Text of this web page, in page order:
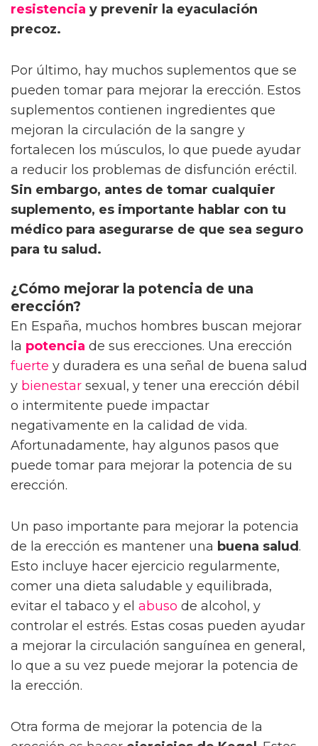
resistencia y prevenir la eyaculación
precoz.
Por último, hay muchos suplementos que se
pueden tomar para mejorar la erección. Estos
suplementos contienen ingredientes que
mejoran la circulación de la sangre y
fortalecen los músculos, lo que puede ayudar
a reducir los problemas de disfunción eréctil.
Sin embargo, antes de tomar cualquier
suplemento, es importante hablar con tu
médico para asegurarse de que sea seguro
para tu salud.
¿Cómo mejorar la potencia de una
erección?
En España, muchos hombres buscan mejorar
la potencia de sus erecciones. Una erección
fuerte y duradera es una señal de buena salud
y bienestar sexual, y tener una erección débil
o intermitente puede impactar
negativamente en la calidad de vida.
Afortunadamente, hay algunos pasos que
puede tomar para mejorar la potencia de su
erección.
Un paso importante para mejorar la potencia
de la erección es mantener una buena salud .
Esto incluye hacer ejercicio regularmente,
comer una dieta saludable y equilibrada,
evitar el tabaco y el abuso de alcohol, y
controlar el estrés. Estas cosas pueden ayudar
a mejorar la circulación sanguínea en general,
lo que a su vez puede mejorar la potencia de
la erección.
Otra forma de mejorar la potencia de la